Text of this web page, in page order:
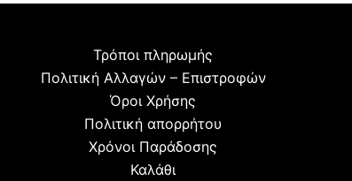
Τρόποι πληρωμής
Πολιτική Αλλαγών – Επιστροφών
Όροι Χρήσης
Πολιτική απορρήτου
Χρόνοι Παράδοσης
Καλάθι